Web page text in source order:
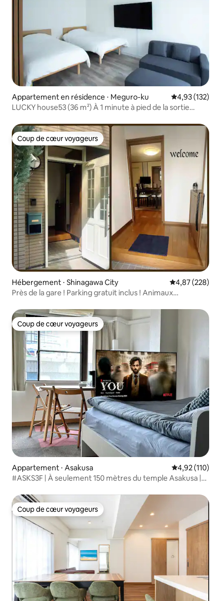
Appartement en résidence ⋅ Meguro-ku Évaluation
4,93 (132)
LUCKY house53 (36 m²) À 1 minute à pied de la sortie
Coup de cœur voyageurs
Coup de cœur voyageurs
Hébergement ⋅ Shinagawa City Évaluation
4,87 (228)
Près de la gare ! Parking gratuit inclus ! Animaux
Coup de cœur voyageurs
Coup de cœur voyageurs
Appartement ⋅ Asakusa Évaluation
4,92 (110)
#ASKS3F | À seulement 150 mètres du temple Asakusa |
emplacement
Coup de cœur voyageurs
Coup de cœur voyageurs